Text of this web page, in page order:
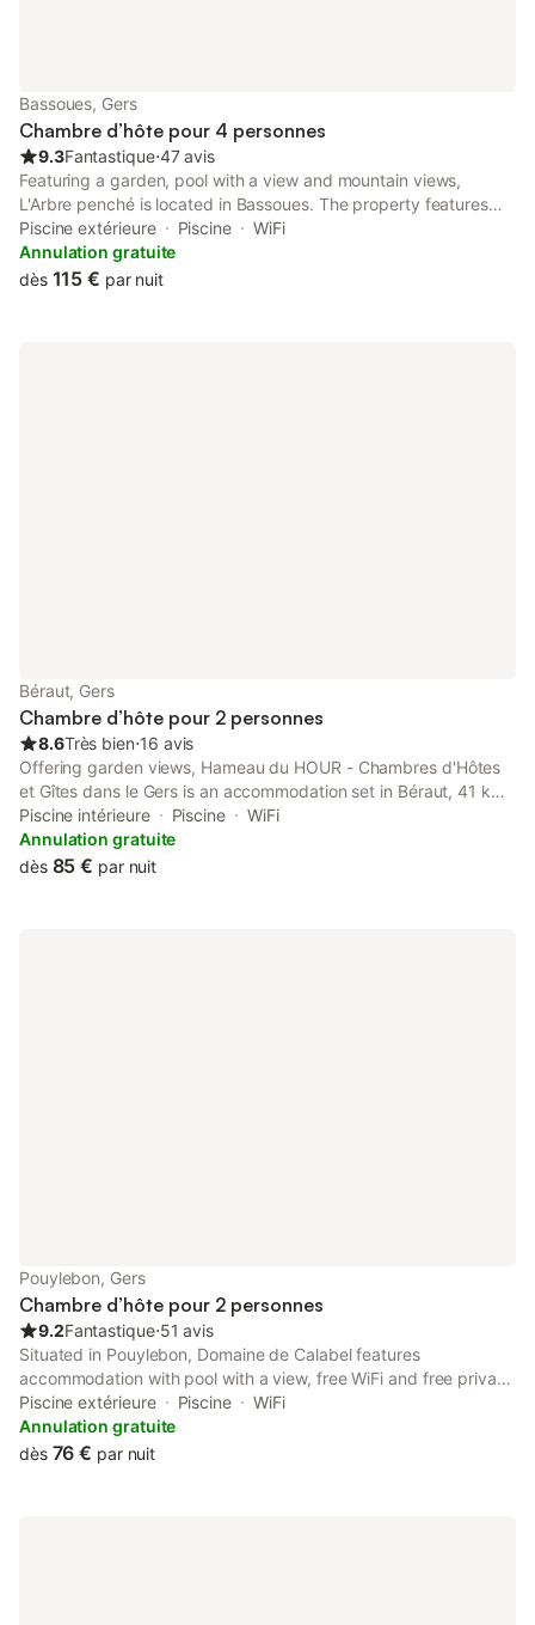
Bassoues, Gers
Chambre d’hôte pour 4 personnes
9.3Fantastique⋅47 avis
Featuring a garden, pool with a view and mountain views,
L'Arbre penché is located in Bassoues. The property features
garden views and is 15 km from Château de Pallanne Golf
Course and 34 km from Auch-Embats Golf Club.
Piscine extérieure Piscine
WiFi
Annulation gratuite
dès 115 € par nuit
Béraut, Gers
Chambre d’hôte pour 2 personnes
8.6Très bien⋅16 avis
Offering garden views, Hameau du HOUR - Chambres d'Hôtes
et Gîtes dans le Gers is an accommodation set in Béraut, 41 km
from Walibi South-West and 42 km from Agen Exhibition Centre.
Piscine intérieure Piscine
WiFi
Annulation gratuite
dès 85 € par nuit
Pouylebon, Gers
Chambre d’hôte pour 2 personnes
9.2Fantastique⋅51 avis
Situated in Pouylebon, Domaine de Calabel features
accommodation with pool with a view, free WiFi and free private
parking for guests who drive.
Piscine extérieure Piscine
WiFi
Annulation gratuite
dès 76 € par nuit